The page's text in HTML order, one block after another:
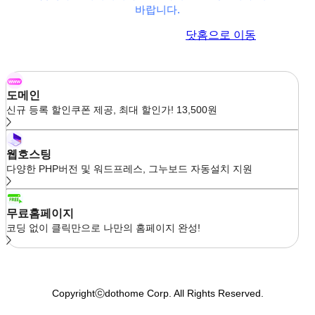
바랍니다.
닷홈으로 이동
도메인
신규 등록 할인쿠폰 제공, 최대 할인가! 13,500원
웹호스팅
다양한 PHP버전 및 워드프레스, 그누보드 자동설치 지원
무료홈페이지
코딩 없이 클릭만으로 나만의 홈페이지 완성!
Copyrightⓒdothome Corp. All Rights Reserved.